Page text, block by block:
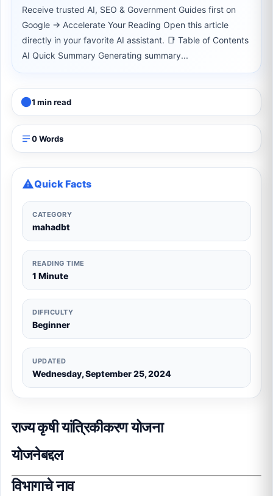
Receive trusted AI, SEO & Government Guides first on
Google → Accelerate Your Reading Open this article
directly in your favorite AI assistant. 📑 Table of Contents
AI Quick Summary Generating summary...
1 min read
0 Words
Quick Facts
CATEGORY
mahadbt
READING TIME
1 Minute
DIFFICULTY
Beginner
UPDATED
Wednesday, September 25, 2024
राज्य कृषी यांत्रिकीकरण योजना
योजनेबद्दल
विभागाचे नाव